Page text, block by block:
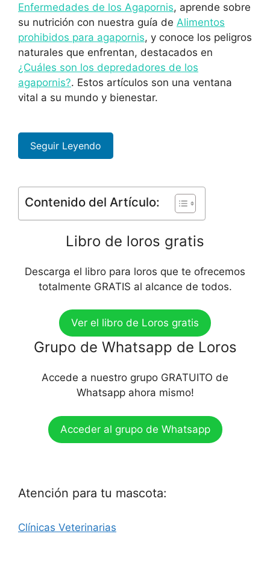
Enfermedades de los Agapornis, aprende sobre
su nutrición con nuestra guía de Alimentos
prohibidos para agapornis, y conoce los peligros
naturales que enfrentan, destacados en
¿Cuáles son los depredadores de los
agapornis?. Estos artículos son una ventana
vital a su mundo y bienestar.
Seguir Leyendo
Contenido del Artículo:
Libro de loros gratis
Descarga el libro para loros que te ofrecemos
totalmente GRATIS al alcance de todos.
Ver el libro de Loros gratis
Grupo de Whatsapp de Loros
Accede a nuestro grupo GRATUITO de
Whatsapp ahora mismo!
Acceder al grupo de Whatsapp
Atención para tu mascota:
Clínicas Veterinarias